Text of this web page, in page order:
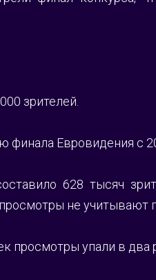
зрителей.
Евровидения с
628 тысяч
не учитывают
просмотры упали в